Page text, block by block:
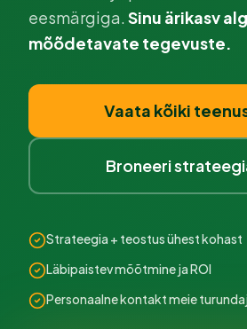
eesmärgiga. Sinu ärikasv
mõõdetavate tegevuste.
Vaata kõiki
Broneeri
Strateegia + teostus ühest kohast
Läbipaistev mõõtmine ja ROI
Personaalne kontakt meie